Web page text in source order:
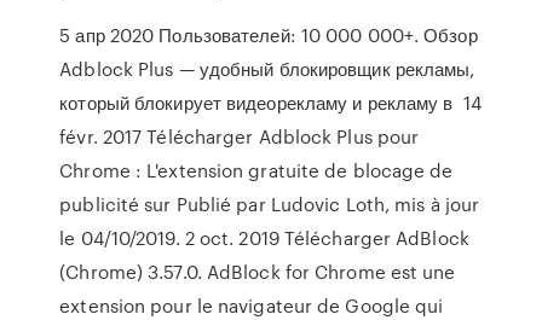
5 апр 2020 Пользователей: 10 000 000+. Обзор
Adblock Plus — удобный блокировщик рекламы,
который блокирует видеорекламу и рекламу в 14
févr. 2017 Télécharger Adblock Plus pour
Chrome : L'extension gratuite de blocage de
publicité sur Publié par Ludovic Loth, mis à jour
le 04/10/2019. 2 oct. 2019 Télécharger AdBlock
(Chrome) 3.57.0. AdBlock for Chrome est une
extension pour le navigateur de Google qui